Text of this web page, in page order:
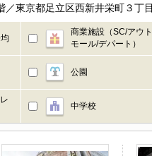
／東京都足立区西新井栄町３丁
商業施設（SC/アウ
モール/デパート）
公園
中学校